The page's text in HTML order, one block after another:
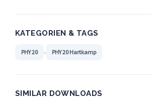
KATEGORIEN & TAGS
PHY 20 , PHY 20 Hartkamp
SIMILAR DOWNLOADS